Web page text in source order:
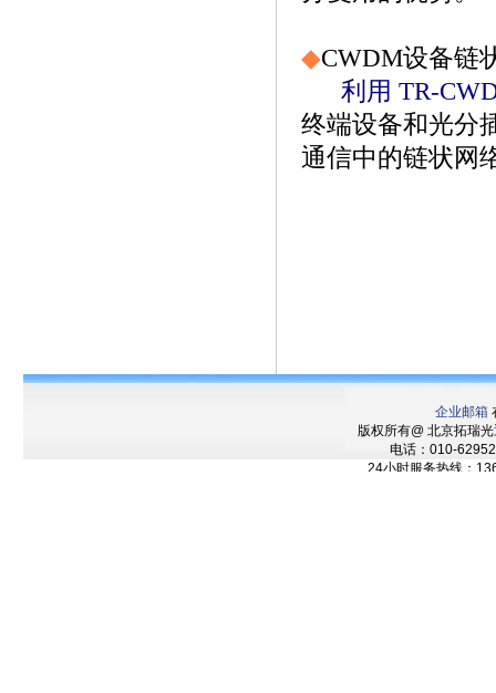
◆CWDM设备链
利用 TR-
终端设备和光分
通信中的链状网
企业邮箱
版权所有@ 北京拓瑞
电话：010-
24小时服务热线：